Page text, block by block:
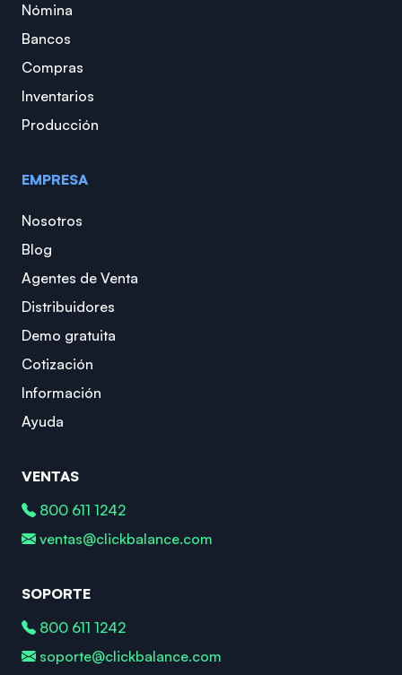
Nómina
Bancos
Compras
Inventarios
Producción
EMPRESA
Nosotros
Blog
Agentes de Venta
Distribuidores
Demo gratuita
Cotización
Información
Ayuda
VENTAS
800 611 1242
ventas@clickbalance.com
SOPORTE
800 611 1242
soporte@clickbalance.com